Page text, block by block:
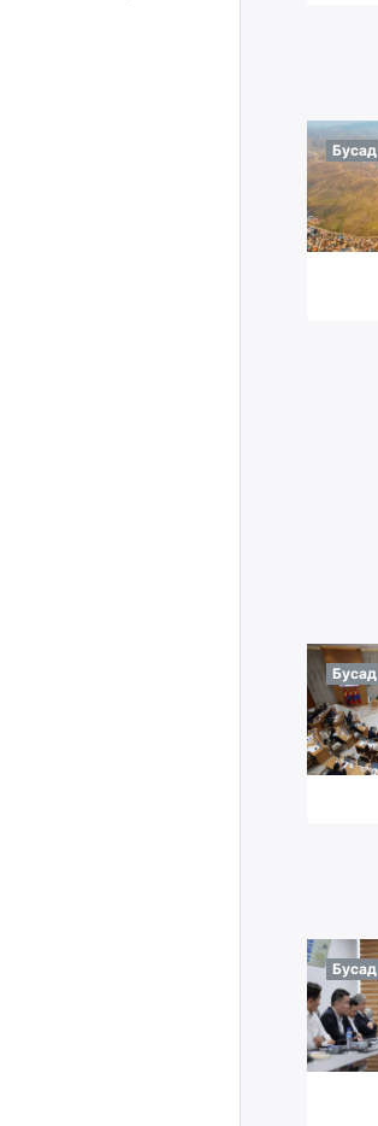
Бусад
Бусад
Бусад